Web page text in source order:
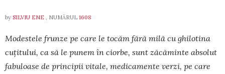
by SILVIU ENE , NUMĂRUL 1608
Modestele frunze pe care le tocăm fără mi­lă cu ghilotina
cuțitului, ca să le pu­nem în ciorbe, sunt zăcă­min­te absolut
fabuloase de principii vitale, medica­mente verzi, pe care